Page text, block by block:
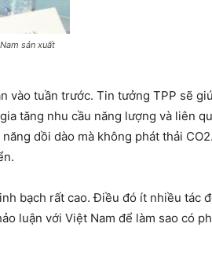
sản xuất
vào tuần trước. Tin tưởng TPP sẽ
tăng nhu cầu năng lượng và liên
dồi dào mà không phát thải
bạch rất cao. Điều đó ít nhiều tác
luận với Việt Nam để làm sao có